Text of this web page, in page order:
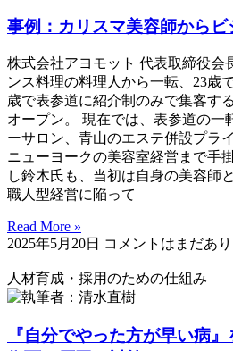
事例：カリスマ美容師から
株式会社アヨモット 代表取締役会
ンス料理の料理人から一転、23歳
歳で表参道に紹介制のみで集客す
オープン。 現在では、表参道の一
ーサロン、青山のエステ併設プラ
ニューヨークの美容室経営まで手
し鈴木氏も、当初は自身の美容師
職人型経営に陥って
Read More »
2025年5月20日 コメントはまだあ
人材育成・採用のための仕組み
『自分でやった方が早い病